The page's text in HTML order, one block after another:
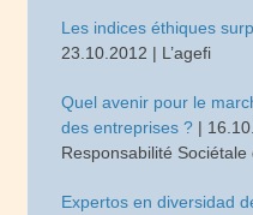
Les indices éthiques
23.10.2012 | L’agefi
Quel avenir pour le
des entreprises ? |
Responsabilité
Expertos en diversidad